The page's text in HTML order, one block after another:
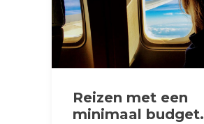
Reizen met een
minimaal budget.